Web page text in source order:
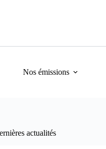
Nos émissions
actualités